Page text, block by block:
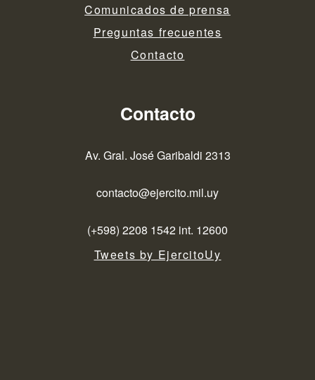
Comunicados de prensa
Preguntas frecuentes
Contacto
Contacto
Av. Gral. José Garibaldi 2313
contacto@ejercito.mil.uy
(+598) 2208 1542 int. 12600
Tweets by EjercitoUy